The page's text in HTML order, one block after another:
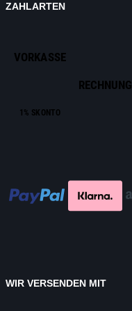
ZAHLARTEN
VORKASSE
1% SKONTO
RECHNUNG
WIR VERSENDEN MIT